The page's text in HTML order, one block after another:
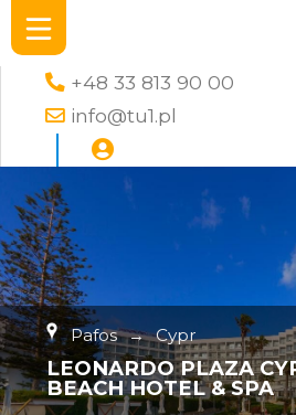
+48 33 813 90 00
info@tu1.pl
Pafos → Cypr
LEONARDO PLAZA
BEACH HOTEL & SPA